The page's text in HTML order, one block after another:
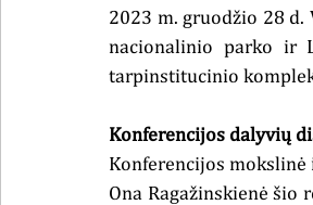
2023 m. gruodžio 28 d.
nacionalinio parko ir
tarpinstitucinio
Konferencijos dalyvių
Konferencijos
Ona Ragažinskienė